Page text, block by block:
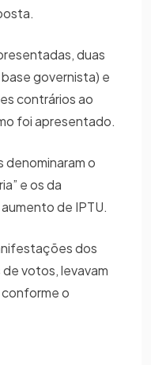
duas
governista) e
contrários ao
foi apresentado.
o
e os da
de IPTU.
dos
votos, levavam
o